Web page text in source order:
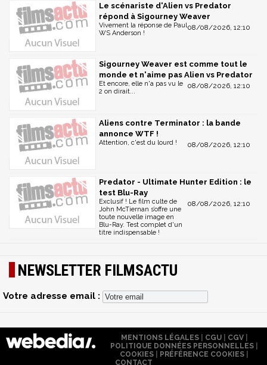
Le scénariste d'Alien vs Predator
répond à Sigourney Weaver
08/08/2026, 12:10
Vivement la réponse de Paul
WS Anderson !
Sigourney Weaver est comme tout le
monde et n'aime pas Alien vs Predator
08/08/2026, 12:10
Et encore, elle n'a pas vu le
2 on dirait...
Aliens contre Terminator : la bande
annonce WTF !
08/08/2026, 12:10
Attention, c'est du lourd !
Predator - Ultimate Hunter Edition : le
test Blu-Ray
08/08/2026, 12:10
Exclusif ! Le film culte de
John McTiernan s’offre une
toute nouvelle image en
Blu-Ray. Test complet d'un
titre indispensable !
NEWSLETTER FILMSACTU
Votre adresse email :
MENTIONS LÉGALES| CGU| CGV|
POLITIQUE DONNÉES PERSONNELLES
COOKIES
PRÉFÉRENCE COOKIES
CONTACT